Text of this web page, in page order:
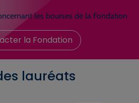
les bourses de la Fondation
la Fondation
lauréats